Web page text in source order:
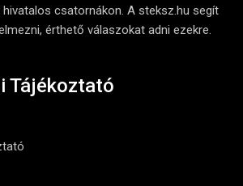
csatornákon. A steksz.hu segít
érthető válaszokat adni ezekre.
Tájékoztató